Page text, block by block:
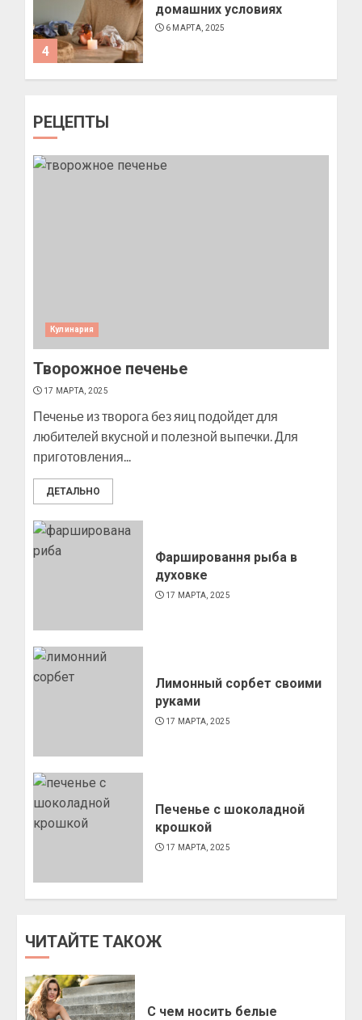
4
домашних условиях
6 МАРТА, 2025
11 МАРТА, 2025
Как изготовить мыло в
4
РЕЦЕПТЫ
Кулинария
Творожное печенье
17 МАРТА, 2025
Печенье из творога без яиц подойдет для
любителей вкусной и полезной выпечки. Для
приготовления...
ДЕТАЛЬНО
Фаршировання рыба в
духовке
17 МАРТА, 2025
Лимонный сорбет своими
руками
17 МАРТА, 2025
Печенье с шоколадной
крошкой
17 МАРТА, 2025
ЧИТАЙТЕ ТАКОЖ
С чем носить белые